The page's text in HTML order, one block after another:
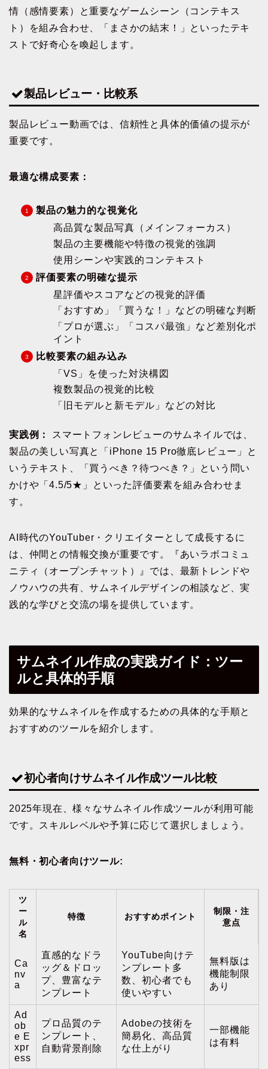
情（感情要素）と重要なゲームシーン（コンテキス
ト）を組み合わせ、「まさかの結末！」といったテキ
ストで好奇心を喚起します。
製品レビュー・比較系
製品レビュー動画では、信頼性と具体的価値の提示が
重要です。
最適な構成要素：
製品の魅力的な視覚化
高品質な製品写真（メインフォーカス）
製品の主要機能や特徴の視覚的強調
使用シーンや実践的コンテキスト
評価要素の明確な提示
星評価やスコアなどの視覚的評価
「おすすめ」「買うな！」などの明確な判断
「プロが選ぶ」「コスパ最強」など差別化ポ
イント
比較要素の組み込み
「VS」を使った対決構図
複数製品の視覚的比較
「旧モデルと新モデル」などの対比
実践例：
スマートフォンレビューのサムネイルでは、
製品の美しい写真と「iPhone 15 Pro徹底レビュー」と
いうテキスト、「買うべき？待つべき？」という問い
かけや「4.5/5★」といった評価要素を組み合わせま
す。
AI時代のYouTuber・クリエイターとして成長するに
は、仲間との情報交換が重要です。『あいラボコミュ
ニティ（オープンチャット）』では、最新トレンドや
ノウハウの共有、サムネイルデザインの相談など、実
践的な学びと交流の場を提供しています。
サムネイル作成の実践ガイド：ツー
ルと具体的手順
効果的なサムネイルを作成するための具体的な手順と
おすすめのツールを紹介します。
初心者向けサムネイル作成ツール比較
2025年現在、様々なサムネイル作成ツールが利用可能
です。スキルレベルや予算に応じて選択しましょう。
無料・初心者向けツール:
ツ
ー
ル
名
特徴 おすすめポイント
制限・注
意点
Ca
nv
a
直感的なドラ
ッグ＆ドロッ
プ、豊富なテ
ンプレート
YouTube向けテ
ンプレート多
数、初心者でも
使いやすい
無料版は
機能制限
あり
Ad
ob
e E
xpr
ess
プロ品質のテ
ンプレート、
自動背景削除
Adobeの技術を
簡易化、高品質
な仕上がり
一部機能
は有料